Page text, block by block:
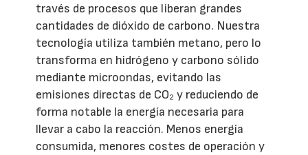
través de procesos que liberan grandes
cantidades de dióxido de carbono. Nuestra
tecnología utiliza también metano, pero lo
transforma en hidrógeno y carbono sólido
mediante microondas, evitando las
emisiones directas de CO₂ y reduciendo de
forma notable la energía necesaria para
llevar a cabo la reacción. Menos energía
consumida, menores costes de operación y